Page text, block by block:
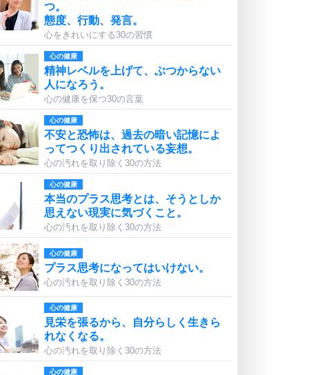
つ。
態度、行動、発言。
心をきれいにする30の習慣
心の健康
精神レベルを上げて、ぶつからない
人になろう。
心の健康を保つ30の言葉
心の健康
不安と恐怖は、過去の暗い記憶によ
ってつくり出されている妄想。
心の汚れを取り除く30の方法
心の健康
本当のプラス思考とは、そうとしか
思えない現実に気づくこと。
心の汚れを取り除く30の方法
心の健康
プラス思考になってはいけない。
心の汚れを取り除く30の方法
心の健康
見栄を張るから、自分らしく生きら
れなくなる。
心の汚れを取り除く30の方法
心の健康